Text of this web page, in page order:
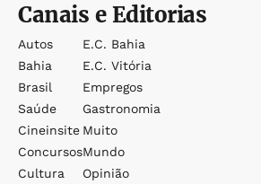
Canais e Editorias
Autos
Bahia
Brasil
Saúde
Cineinsite
Concursos
Cultura
E.c. Bahia
E.c. Vitória
Empregos
Gastronomia
Muito
Mundo
Opinião